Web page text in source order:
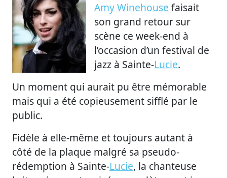
Amy Winehouse faisait
son grand retour sur
scène ce week-end à
l’occasion d’un festival de
jazz à Sainte-Lucie.
Un moment qui aurait pu être mémorable
mais qui a été copieusement sifflé par le
public.
Fidèle à elle-même et toujours autant à
côté de la plaque malgré sa pseudo-
rédemption à Sainte-Lucie, la chanteuse